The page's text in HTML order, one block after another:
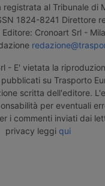
al Tribunale di
1824-8241 Direttore
Cronoart Srl -
- E' vietata la
su Trasporto
scritta dell'editore.
per eventuali
i commenti inviati dai
privacy leggi qui